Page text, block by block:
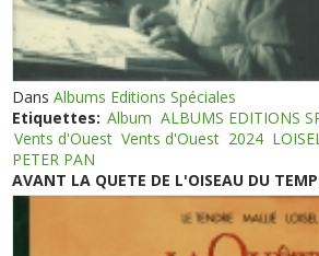
DansAlbums Editions Spéciales
Etiquettes: Album ALBUMS EDITIONS
Vents d'Ouest Vents d'Ouest 2024
PETER PAN
AVANT LA QUETE DE L'OISEAU DU